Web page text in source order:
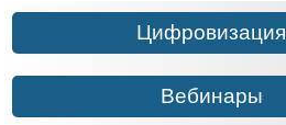
Цифровизация
Вебинары